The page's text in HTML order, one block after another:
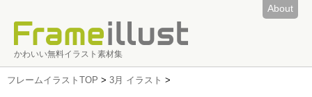
About
かわいい無料イラスト素材集
フレームイラストTOP > 3月 イラスト >